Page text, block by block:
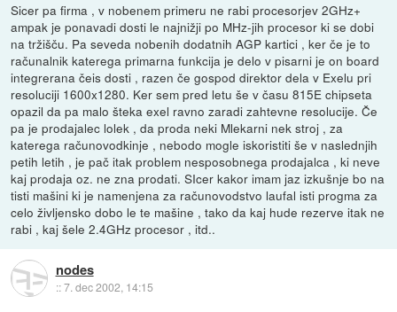
Sicer pa firma , v nobenem primeru ne rabi procesorjev 2GHz+
ampak je ponavadi dosti le najnižji po MHz-jih procesor ki se dobi
na tržišču. Pa seveda nobenih dodatnih AGP kartici , ker če je to
računalnik katerega primarna funkcija je delo v pisarni je on board
integrerana čeis dosti , razen če gospod direktor dela v Exelu pri
resoluciji 1600x1280. Ker sem pred letu še v času 815E chipseta
opazil da pa malo šteka exel ravno zaradi zahtevne resolucije. Če
pa je prodajalec lolek , da proda neki Mlekarni nek stroj , za
katerega računovodkinje , nebodo mogle iskoristiti še v naslednjih
petih letih , je pač itak problem nesposobnega prodajalca , ki neve
kaj prodaja oz. ne zna prodati. SIcer kakor imam jaz izkušnje bo na
tisti mašini ki je namenjena za računovodstvo laufal isti progma za
celo življensko dobo le te mašine , tako da kaj hude rezerve itak ne
rabi , kaj šele 2.4GHz procesor , itd..
nodes
::7. dec 2002, 14:15